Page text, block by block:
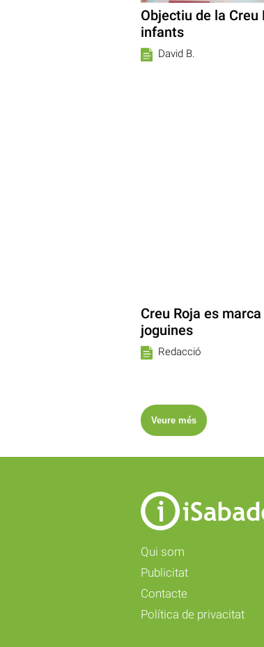
Objectiu de la Creu
infants
David B.
Creu Roja es
joguines
Redacció
Veure més
Qui som
Publicitat
Contacte
Política de privacitat